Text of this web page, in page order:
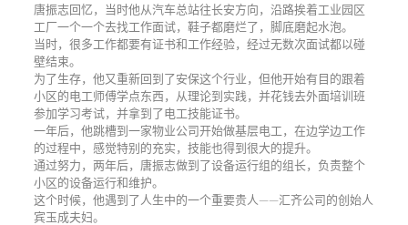
唐振志回忆，当时他从汽车总站往长安方向，沿路挨着工业园区
工厂一个一个去找工作面试，鞋子都磨烂了，脚底磨起水泡。
当时，很多工作都要有证书和工作经验，经过无数次面试都以碰
壁结束。
为了生存，他又重新回到了安保这个行业，但他开始有目的跟着
小区的电工师傅学点东西，从理论到实践，并花钱去外面培训班
参加学习考试，并拿到了电工技能证书。
一年后，他跳槽到一家物业公司开始做基层电工，在边学边工作
的过程中，感觉特别的充实，技能也得到很大的提升。
通过努力，两年后，唐振志做到了设备运行组的组长，负责整个
小区的设备运行和维护。
这个时候，他遇到了人生中的一个重要贵人——汇齐公司的创始人
宾玉成夫妇。